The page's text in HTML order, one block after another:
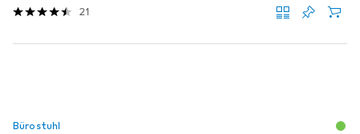
21
Bürostuhl